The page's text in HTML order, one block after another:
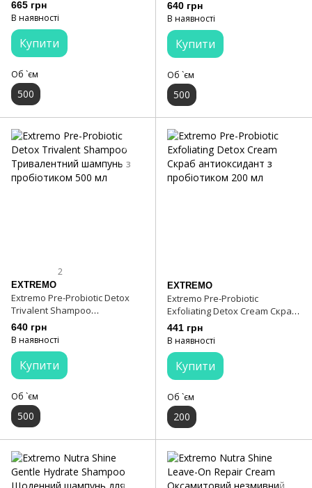
665 грн
В наявності
Купити
Об `єм
500
640 грн
В наявності
Купити
Об `єм
500
2
EXTREMO
Extremo Pre-Probiotic Detox
Trivalent Shampoo
Тривалентний шампунь з
пробіотиком 500 мл
640 грн
В наявності
Купити
Об `єм
500
EXTREMO
Extremo Pre-Probiotic
Exfoliating Detox Cream Скраб
антиоксидант з пробіотиком
200 мл
441 грн
В наявності
Купити
Об `єм
200